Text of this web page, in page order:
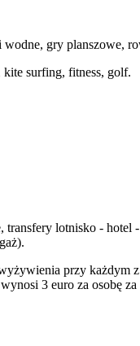
gry planszowe,
surfing, fitness, golf.
transfery lotnisko -
przy każdym
3 euro za osobę